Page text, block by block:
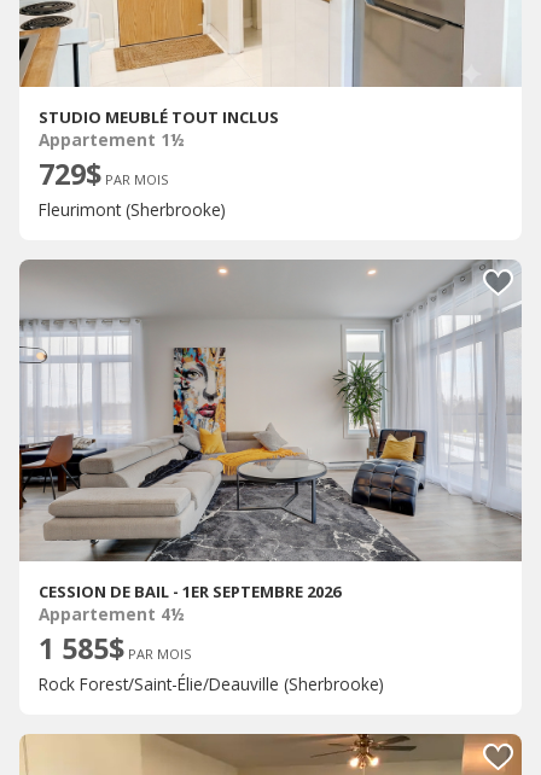
STUDIO MEUBLÉ TOUT INCLUS
Appartement 1½
729$ PAR MOIS
Fleurimont (Sherbrooke)
CESSION DE BAIL - 1ER SEPTEMBRE 2026
Appartement 4½
1 585$ PAR MOIS
Rock Forest/Saint-Élie/Deauville (Sherbrooke)